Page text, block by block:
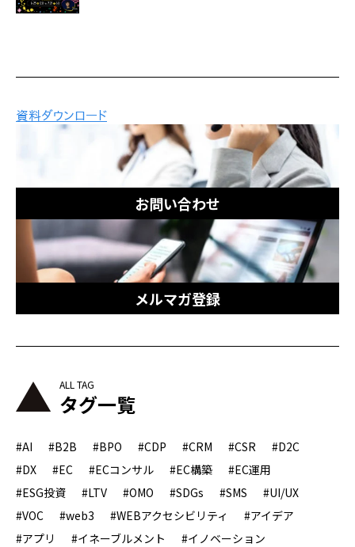
お問い合わせ
メルマガ登録
タグ一覧
#AI #B2B #BPO #CDP #CRM #CSR
#D2C
#DX
#EC #ECコンサル #EC構築
#EC運用
#ESG投資
#LTV #OMO #SDGs #SMS
#UI/UX
#VOC
#web3 #WEBアクセシビリティ
#アイデア
#アプリ
#イネーブルメント
#イノベーション